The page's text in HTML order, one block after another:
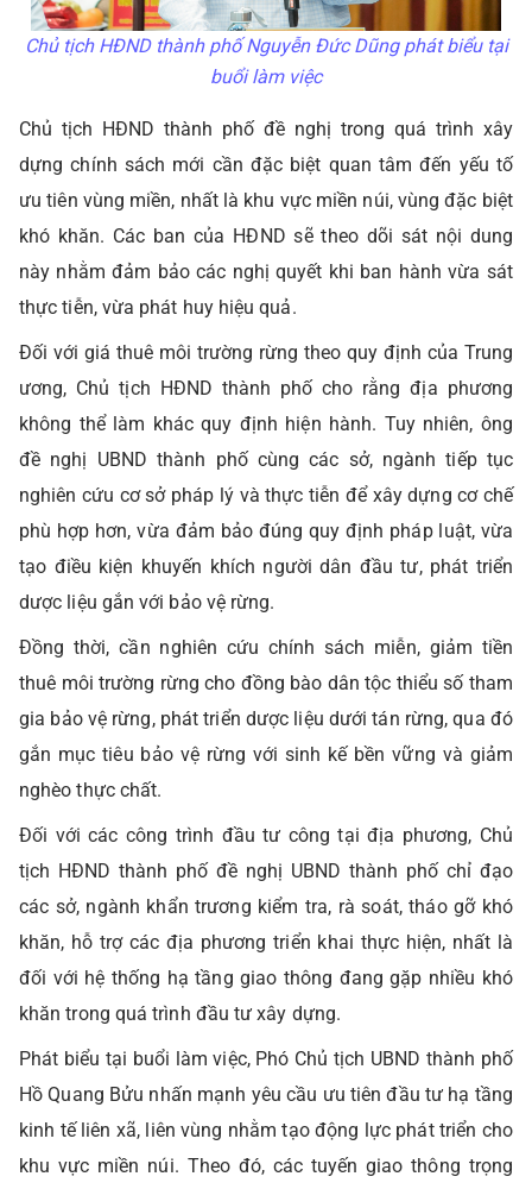
Chủ tịch HĐND thành phố Nguyễn Đức Dũng phát biểu tại
buổi làm việc
Chủ tịch HĐND thành phố đề nghị trong quá trình xây
dựng chính sách mới cần đặc biệt quan tâm đến yếu tố
ưu tiên vùng miền, nhất là khu vực miền núi, vùng đặc biệt
khó khăn. Các ban của HĐND sẽ theo dõi sát nội dung
này nhằm đảm bảo các nghị quyết khi ban hành vừa sát
thực tiễn, vừa phát huy hiệu quả.
Đối với giá thuê môi trường rừng theo quy định của Trung
ương, Chủ tịch HĐND thành phố cho rằng địa phương
không thể làm khác quy định hiện hành. Tuy nhiên, ông
đề nghị UBND thành phố cùng các sở, ngành tiếp tục
nghiên cứu cơ sở pháp lý và thực tiễn để xây dựng cơ chế
phù hợp hơn, vừa đảm bảo đúng quy định pháp luật, vừa
tạo điều kiện khuyến khích người dân đầu tư, phát triển
dược liệu gắn với bảo vệ rừng.
Đồng thời, cần nghiên cứu chính sách miễn, giảm tiền
thuê môi trường rừng cho đồng bào dân tộc thiểu số tham
gia bảo vệ rừng, phát triển dược liệu dưới tán rừng, qua đó
gắn mục tiêu bảo vệ rừng với sinh kế bền vững và giảm
nghèo thực chất.
Đối với các công trình đầu tư công tại địa phương, Chủ
tịch HĐND thành phố đề nghị UBND thành phố chỉ đạo
các sở, ngành khẩn trương kiểm tra, rà soát, tháo gỡ khó
khăn, hỗ trợ các địa phương triển khai thực hiện, nhất là
đối với hệ thống hạ tầng giao thông đang gặp nhiều khó
khăn trong quá trình đầu tư xây dựng.
Phát biểu tại buổi làm việc, Phó Chủ tịch UBND thành phố
Hồ Quang Bửu nhấn mạnh yêu cầu ưu tiên đầu tư hạ tầng
kinh tế liên xã, liên vùng nhằm tạo động lực phát triển cho
khu vực miền núi. Theo đó, các tuyến giao thông trọng